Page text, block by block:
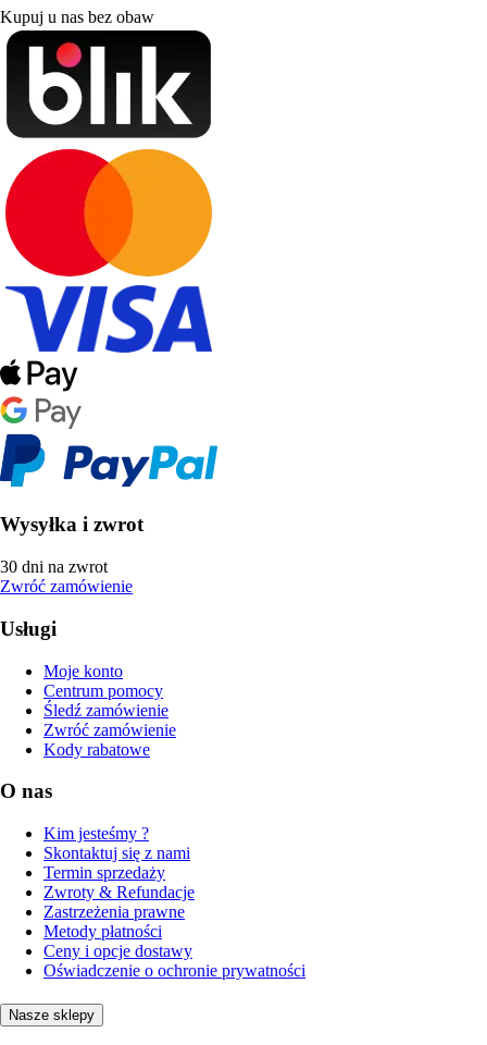
Kupuj u nas bez obaw
Wysyłka i zwrot
30 dni na zwrot
Zwróć zamówienie
Usługi
Moje konto
Centrum pomocy
Śledź zamówienie
Zwróć zamówienie
Kody rabatowe
O nas
Kim jesteśmy ?
Skontaktuj się z nami
Termin sprzedaży
Zwroty & Refundacje
Zastrzeżenia prawne
Metody płatności
Ceny i opcje dostawy
Oświadczenie o ochronie prywatności
Nasze sklepy